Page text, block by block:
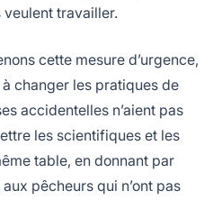
travailler.
cette mesure d’urgence,
changer les pratiques de
accidentelles n’aient pas
les scientifiques et les
table, en donnant par
pêcheurs qui n’ont pas